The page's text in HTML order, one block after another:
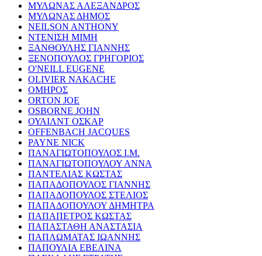
ΜΥΛΩΝΑΣ ΑΛΕΞΑΝΔΡΟΣ
ΜΥΛΩΝΑΣ ΔΗΜΟΣ
NEILSON ANTHONY
ΝΤΕΝΙΣΗ ΜΙΜΗ
ΞΑΝΘΟΥΛΗΣ ΓΙΑΝΝΗΣ
ΞΕΝΟΠΟΥΛΟΣ ΓΡΗΓΟΡΙΟΣ
O'NEILL EUGENE
OLIVIER NAKACHE
ΟΜΗΡΟΣ
ORTON JOE
OSBORNE JOHN
ΟΥΑΙΛΝΤ ΟΣΚΑΡ
OFFENBACH JACQUES
PAYNE NICK
ΠΑΝΑΓΙΩΤΟΠΟΥΛΟΣ Ι.Μ.
ΠΑΝΑΓΙΩΤΟΠΟΥΛΟΥ ΑΝΝΑ
ΠΑΝΤΕΛΙΑΣ ΚΩΣΤΑΣ
ΠΑΠΑΔΟΠΟΥΛΟΣ ΓΙΑΝΝΗΣ
ΠΑΠΑΔΟΠΟΥΛΟΣ ΣΤΕΛΙΟΣ
ΠΑΠΑΔΟΠΟΥΛΟΥ ΔΗΜΗΤΡΑ
ΠΑΠΑΠΕΤΡΟΣ ΚΩΣΤΑΣ
ΠΑΠΑΣΤΑΘΗ ΑΝΑΣΤΑΣΙΑ
ΠΑΠΛΩΜΑΤΑΣ ΙΩΑΝΝΗΣ
ΠΑΠΟΥΛΙΑ ΕΒΕΛΙΝΑ